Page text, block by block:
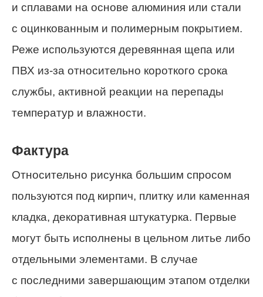
и сплавами на основе алюминия или стали
с оцинкованным и полимерным покрытием.
Реже используются деревянная щепа или
ПВХ из-за относительно короткого срока
службы, активной реакции на перепады
температур и влажности.
Фактура
Относительно рисунка большим спросом
пользуются под кирпич, плитку или каменная
кладка, декоративная штукатурка. Первые
могут быть исполнены в цельном литье либо
отдельными элементами. В случае
с последними завершающим этапом отделки